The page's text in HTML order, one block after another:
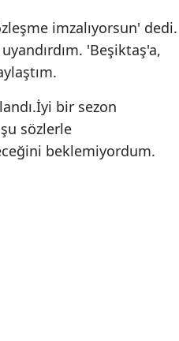
imzalıyorsun' dedi.
'Beşiktaş'a,
bir sezon
sözlerle
beklemiyordum.